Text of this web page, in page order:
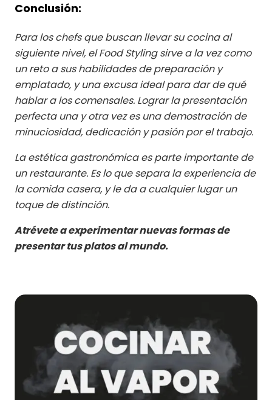
Conclusión:
Para los chefs que buscan llevar su cocina al
siguiente nivel, el Food Styling sirve a la vez como
un reto a sus habilidades de preparación y
emplatado, y una excusa ideal para dar de qué
hablar a los comensales. Lograr la presentación
perfecta una y otra vez es una demostración de
minuciosidad, dedicación y pasión por el trabajo.
La estética gastronómica es parte importante de
un restaurante. Es lo que separa la experiencia de
la comida casera, y le da a cualquier lugar un
toque de distinción.
Atrévete a experimentar nuevas formas de
presentar tus platos al mundo.